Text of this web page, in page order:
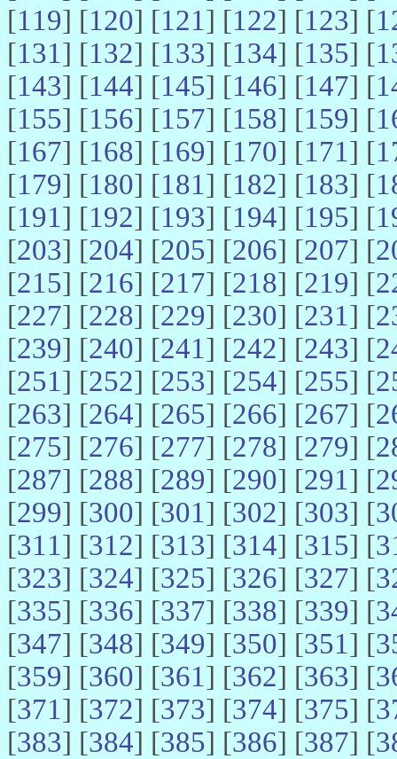
[119] [120] [121] [122] [123] [
[131] [132] [133] [134] [135] [
[143] [144] [145] [146] [147] [
[155] [156] [157] [158] [159] [
[167] [168] [169] [170] [171] [
[179] [180] [181] [182] [183] [
[191] [192] [193] [194] [195] [
[203] [204] [205] [206] [207] [
[215] [216] [217] [218] [219] [
[227] [228] [229] [230] [231] [
[239] [240] [241] [242] [243] [
[251] [252] [253] [254] [255] [
[263] [264] [265] [266] [267] [
[275] [276] [277] [278] [279] [
[287] [288] [289] [290] [291] [
[299] [300] [301] [302] [303] [
[311] [312] [313] [314] [315] [
[323] [324] [325] [326] [327] [
[335] [336] [337] [338] [339] [
[347] [348] [349] [350] [351] [
[359] [360] [361] [362] [363] [
[371] [372] [373] [374] [375] [
[383] [384] [385] [386] [387] [